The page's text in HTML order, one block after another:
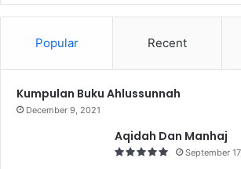
Popular Recent
Kumpulan Buku Ahlussunnah
December 9, 2021
Aqidah Dan Manhaj
September